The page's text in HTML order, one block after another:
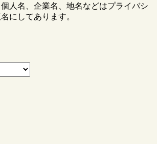
人名、企業名、地名などはプライバシ
にしてあります。